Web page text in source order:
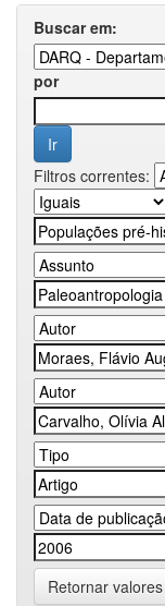
Buscar em:
por
Filtros correntes:
Retornar valores